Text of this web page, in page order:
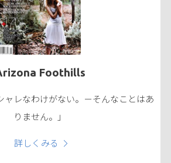
Foothills
ャレなわけがない。－そんなことはあ
りません。」
詳しくみる